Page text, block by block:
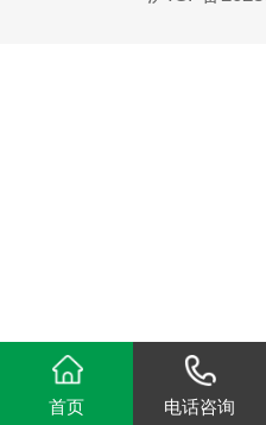
首页 电话咨询